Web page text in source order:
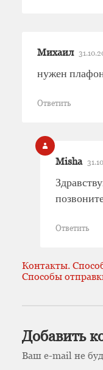
Михаил
нужен
Ответить
Misha
Ответить
Контакты.
Способы
Добавить
Ваш e-mail не